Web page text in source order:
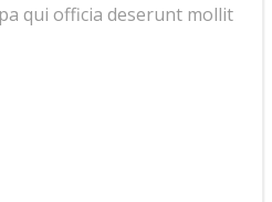
qui officia deserunt mollit